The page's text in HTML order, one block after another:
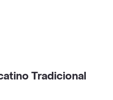
Tradicional